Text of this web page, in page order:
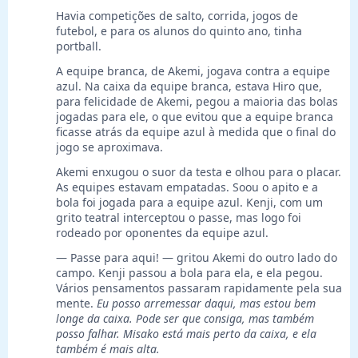
Havia competições de salto, corrida, jogos de
futebol, e para os alunos do quinto ano, tinha
portball.
A equipe branca, de Akemi, jogava contra a equipe
azul. Na caixa da equipe branca, estava Hiro que,
para felicidade de Akemi, pegou a maioria das bolas
jogadas para ele, o que evitou que a equipe branca
ficasse atrás da equipe azul à medida que o final do
jogo se aproximava.
Akemi enxugou o suor da testa e olhou para o placar.
As equipes estavam empatadas. Soou o apito e a
bola foi jogada para a equipe azul. Kenji, com um
grito teatral interceptou o passe, mas logo foi
rodeado por oponentes da equipe azul.
— Passe para aqui! — gritou Akemi do outro lado do
campo. Kenji passou a bola para ela, e ela pegou.
Vários pensamentos passaram rapidamente pela sua
mente. Eu posso arremessar daqui, mas estou bem
longe da caixa. Pode ser que consiga, mas também
posso falhar. Misako está mais perto da caixa, e ela
também é mais alta.